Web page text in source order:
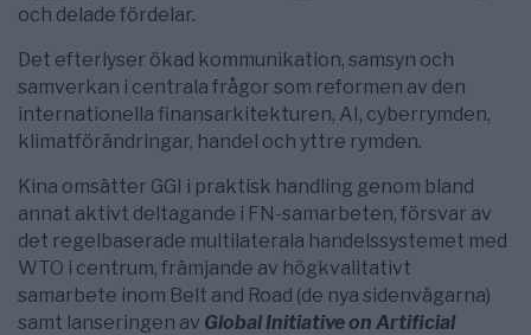
och delade fördelar.
Det efterlyser ökad kommunikation, samsyn och
samverkan i centrala frågor som reformen av den
internationella finansarkitekturen, AI, cyberrymden,
klimatförändringar, handel och yttre rymden.
Kina omsätter GGI i praktisk handling genom bland
annat aktivt deltagande i FN-samarbeten, försvar av
det regelbaserade multilaterala handelssystemet med
WTO i centrum, främjande av högkvalitativt
samarbete inom Belt and Road (de nya sidenvägarna)
samt lanseringen av Global Initiative on Artificial